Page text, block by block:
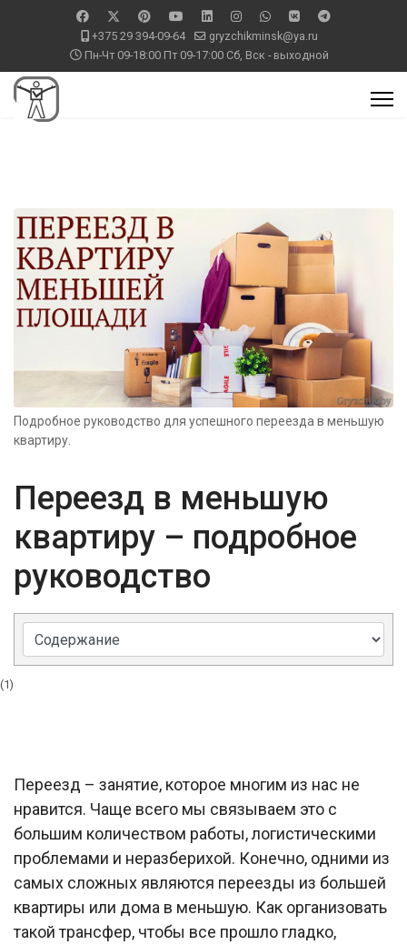
+375 29 394-09-64
gryzchikminsk@ya.ru
Пн-Чт 09-18:00 Пт 09-17:00 Сб, Вск - выходной
Подробное руководство для успешного переезда в меньшую
квартиру.
Переезд в меньшую
квартиру – подробное
руководство
(1)
Переезд – занятие, которое многим из нас не
нравится. Чаще всего мы связываем это с
большим количеством работы, логистическими
проблемами и неразберихой. Конечно, одними из
самых сложных являются переезды из большей
квартиры или дома в меньшую. Как организовать
такой трансфер, чтобы все прошло гладко,